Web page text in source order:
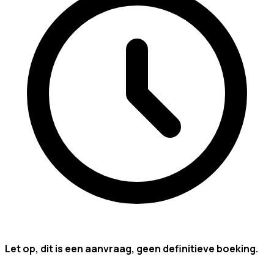
Let op, dit is een aanvraag, geen definitieve boeking.